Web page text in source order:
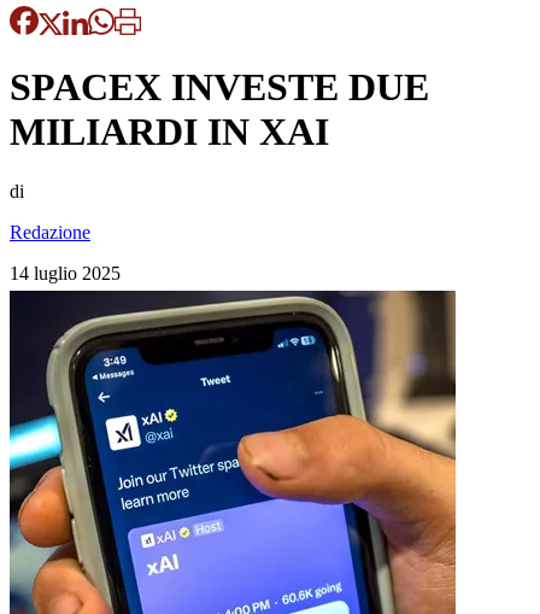
SPACEX INVESTE DUE
MILIARDI IN XAI
di
Redazione
14 luglio 2025